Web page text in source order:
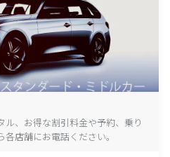
、お得な割引料金や予約、乗り
店舗にお電話ください。